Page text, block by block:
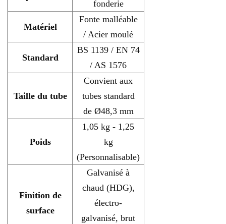
fonderie
Matériel
Fonte malléable
/ Acier moulé
Standard
BS 1139 / EN 74
/ AS 1576
Taille du tube
Convient aux
tubes standard
de Ø48,3 mm
Poids
1,05 kg - 1,25
kg
(Personnalisable)
Finition de
surface
Galvanisé à
chaud (HDG),
électro-
galvanisé, brut